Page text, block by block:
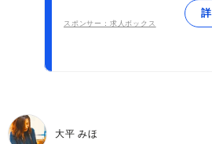
スポンサー：求人ボックス
大平 みほ